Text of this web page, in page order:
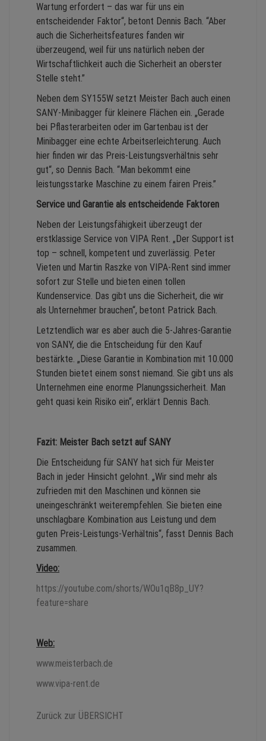
Wartung erfordert – das war für uns ein
entscheidender Faktor“, betont Dennis Bach. “Aber
auch die Sicherheitsfeatures fanden wir
überzeugend, weil für uns natürlich neben der
Wirtschaftlichkeit auch die Sicherheit an oberster
Stelle steht.”
Neben dem SY155W setzt Meister Bach auch einen
SANY-Minibagger für kleinere Flächen ein. „Gerade
bei Pflasterarbeiten oder im Gartenbau ist der
Minibagger eine echte Arbeitserleichterung. Auch
hier finden wir das Preis-Leistungsverhältnis sehr
gut“, so Dennis Bach. “Man bekommt eine
leistungsstarke Maschine zu einem fairen Preis.”
Service und Garantie als entscheidende Faktoren
Neben der Leistungsfähigkeit überzeugt der
erstklassige Service von VIPA Rent. „Der Support ist
top – schnell, kompetent und zuverlässig. Peter
Vieten und Martin Raszke von VIPA-Rent sind immer
sofort zur Stelle und bieten einen tollen
Kundenservice. Das gibt uns die Sicherheit, die wir
als Unternehmer brauchen“, betont Patrick Bach.
Letztendlich war es aber auch die 5-Jahres-Garantie
von SANY, die die Entscheidung für den Kauf
bestärkte. „Diese Garantie in Kombination mit 10.000
Stunden bietet einem sonst niemand. Sie gibt uns als
Unternehmen eine enorme Planungssicherheit. Man
geht quasi kein Risiko ein“, erklärt Dennis Bach.
Fazit: Meister Bach setzt auf SANY
Die Entscheidung für SANY hat sich für Meister
Bach in jeder Hinsicht gelohnt. „Wir sind mehr als
zufrieden mit den Maschinen und können sie
uneingeschränkt weiterempfehlen. Sie bieten eine
unschlagbare Kombination aus Leistung und dem
guten Preis-Leistungs-Verhältnis“, fasst Dennis Bach
zusammen.
Video:
https://youtube.com/shorts/WOu1qB8p_UY?
feature=share
Web:
www.meisterbach.de
www.vipa-rent.de
Zurück zur ÜBERSICHT